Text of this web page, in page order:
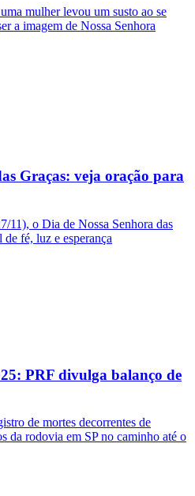
mulher levou um susto ao se
a imagem de Nossa Senhora
Graças: veja oração para
11), o Dia de Nossa Senhora das
fé, luz e esperança
PRF divulga balanço de
de mortes decorrentes de
da rodovia em SP no caminho até o